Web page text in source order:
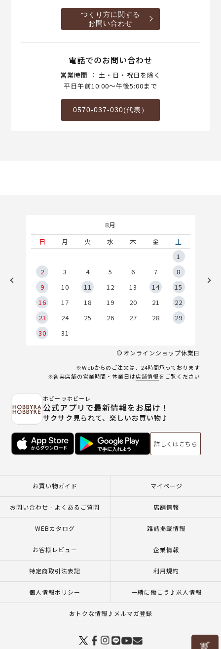
つくり方に関する
お問い合わせ
電話でのお問い合わせ
営業時間 ： 土・日・祝日を除く
平日午前10:00～午後5:00まで
0570-037-030(代表）
8月
日
月 火 水 木 金
土
1
2
3 4 5 6 7
8
9
10 11 12 13 14
15
16
17 18 19 20 21
22
23
24 25 26 27 28
29
30
31
オンラインショップ休業日
※Webからのご注文は、24時間承っております
※各実店舗の営業時間・休業日は店舗情報をご覧ください
ホビーラホビーレ
公式アプリで最新情報をお届け！
サクサク見られて、楽しいお買い物♪
詳しくはこちら
お買い物ガイド マイページ
お問い合わせ - よくあるご質問 店舗情報
WEBカタログ 雑誌掲載情報
お客様レビュー 企業情報
特定商取引法表記 利用規約
個人情報ポリシー 一緒に働こう♪求人情報
おトクな情報♪メルマガ登録